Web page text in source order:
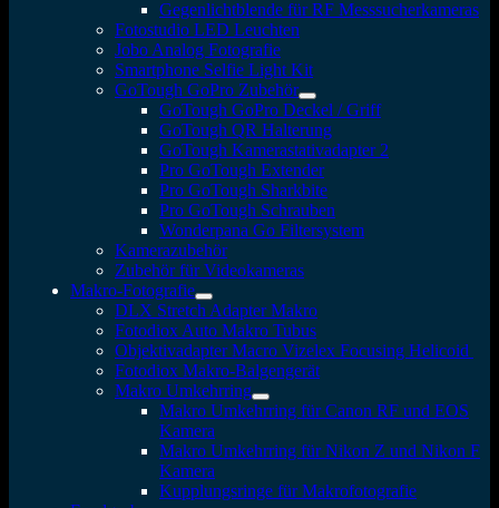
Gegenlichtblende für RF Messsucherkameras
Fotostudio LED Leuchten
Jobo Analog Fotografie
Smartphone Selfie Light Kit
GoTough GoPro Zubehör
GoTough GoPro Deckel / Griff
GoTough QR Halterung
GoTough Kamerastativadapter 2
Pro GoTough Extender
Pro GoTough Sharkbite
Pro GoTough Schrauben
Wonderpana Go Filtersystem
Kamerazubehör
Zubehör für Videokameras
Makro-Fotografie
DLX Stretch Adapter Makro
Fotodiox Auto Makro Tubus
Objektivadapter Macro Vizelex Focusing Helicoid
Fotodiox Makro-Balgengerät
Makro Umkehrring
Makro Umkehrring für Canon RF und EOS
Kamera
Makro Umkehrring für Nikon Z und Nikon F
Kamera
Kupplungsringe für Makrofotografie